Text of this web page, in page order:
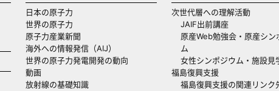
日本の原子力
世界の原子力
原子力産業新聞
海外への情報発信（AIJ）
世界の原子力発電開発の動向
動画
放射線の基礎知識
次世代層への理解活動
JAIF出前講座
原産Web勉強会・原産シン
ム
女性シンポジウム・施設見
福島復興支援
福島復興支援の関連リンク